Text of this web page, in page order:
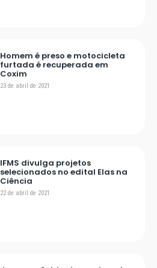
Homem é preso e motocicleta
furtada é recuperada em
Coxim
23 de abril de 2021
IFMS divulga projetos
selecionados no edital Elas na
Ciência
22 de abril de 2021